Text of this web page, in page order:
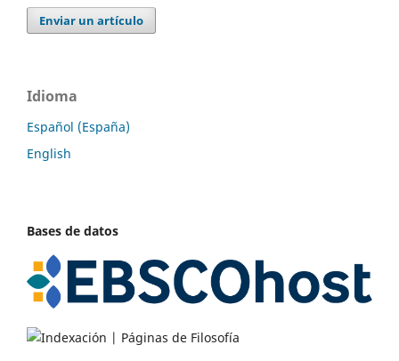
Enviar un artículo
Idioma
Español (España)
English
Bases de datos